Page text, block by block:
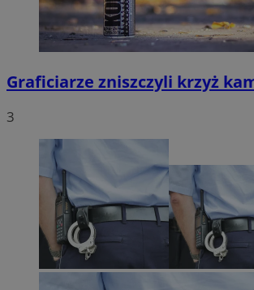
Graficiarze zniszczyli krzyż
3